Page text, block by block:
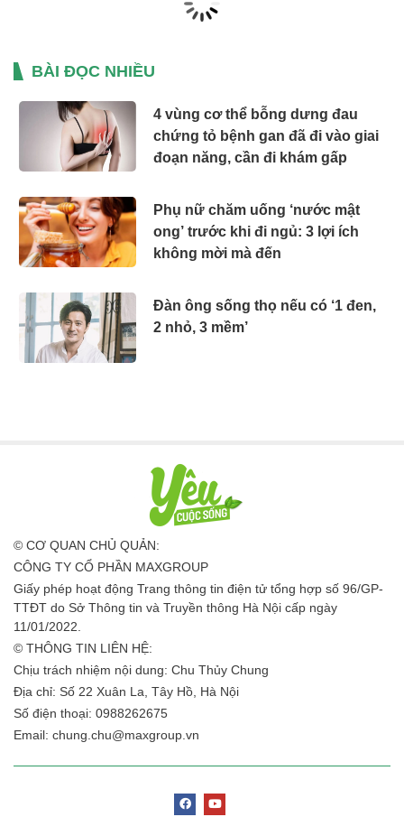
BÀI ĐỌC NHIỀU
4 vùng cơ thể bỗng dưng đau
chứng tỏ bệnh gan đã đi vào giai
đoạn năng, cần đi khám gấp
Phụ nữ chăm uống ‘nước mật
ong’ trước khi đi ngủ: 3 lợi ích
không mời mà đến
Đàn ông sống thọ nếu có ‘1 đen,
2 nhỏ, 3 mềm’
© CƠ QUAN CHỦ QUẢN:
CÔNG TY CỔ PHẦN MAXGROUP
Giấy phép hoạt động Trang thông tin điện tử tổng hợp số 96/GP-
TTĐT do Sở Thông tin và Truyền thông Hà Nội cấp ngày
11/01/2022.
© THÔNG TIN LIÊN HỆ:
Chịu trách nhiệm nội dung: Chu Thủy Chung
Địa chỉ: Số 22 Xuân La, Tây Hồ, Hà Nội
Số điện thoại: 0988262675
Email: chung.chu@maxgroup.vn